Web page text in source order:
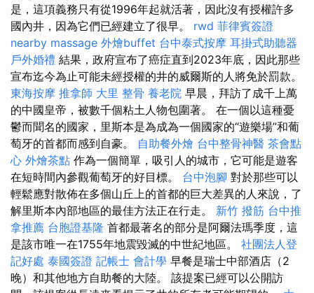
是，這項義務只有從1996年起就活著，因此沒有授權許多
國內井，因為它們已經建立了很早。 rwd 菲律賓簽證
nearby massage 外燴buffet 台中泰式按摩 耳掛式助聽器
戶外婚禮 結果，政府宣布了癌症直到2023年底，因此那些
宣布迄今為止可能未經授權的井的威爾斯的人將免於罰款。
東海按摩 推拿師 大里 整骨 養老院 早晨，拜訪了成千上萬
的中國皇帝，被數千個粘土人物包圍著。 在一個以這種憂
鬱而聞名的國家，里斯本是為成為一個國家的“遊樂場”和葡
萄牙的首都而感到自豪。 自助餐外燴 台中整骨神醫 茶會點
心 外燴茶點 作為一個簡單，吸引人的城市，它可能是遊客
在短時間內參觀葡萄牙的好目標。 台中泡腳 對於那些可以
輕鬆應對散佈在多個山丘上的首都的巨大差異的人來說，了
解里斯本內部地區的最佳方法正在行走。 新竹 撥筋 台中推
拿推薦 台胞證基隆 首都最著名的部分是阿爾法瑪季度，這
是該市唯一在1755年地震毀滅的中世紀地區。 社團法人登
記好處 泰國簽證 記帳士 會計學 早餐是瑞士中部酒店（2
晚）和其他地方自助餐的大陸。 該提案已經可以公開訪